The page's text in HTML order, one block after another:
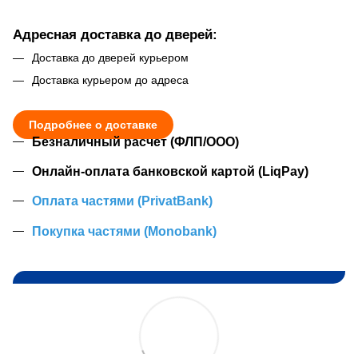
Адресная доставка до дверей:
Доставка до дверей курьером
Доставка курьером до адреса
Подробнее о доставке
Безналичный расчет (ФЛП/ООО)
Онлайн-оплата банковской картой (LiqPay)
Оплата частями (PrivatBank)
Покупка частями (Monobank)